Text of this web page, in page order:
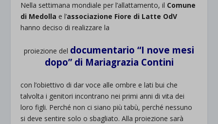
Nella settimana mondiale per l’allattamento, il Comune
di Medolla e l’associazione Fiore di Latte OdV
hanno deciso di realizzare la
proiezione del documentario “I nove mesi
dopo” di Mariagrazia Contini
con l’obiettivo di dar voce alle ombre e lati bui che
talvolta i genitori incontrano nei primi anni di vita dei
loro figli. Perché non ci siano più tabù, perché nessuno
si deve sentire solo o sbagliato. Alla proiezione sarà